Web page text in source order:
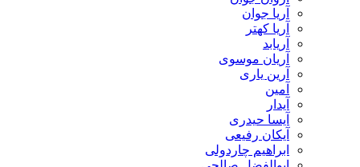
آریا جوان
آریا کهتر
آریابد
آریان موسوی
آرین یاری
آمین
آیدار
آیسا حیدری
آیکان رفیعی
ابراهیم چاردولی